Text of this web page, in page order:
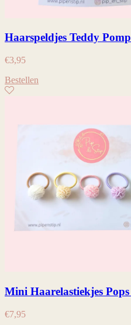
Haarspeldjes Teddy
€3,95
Bestellen
Mini Haarelastiekjes
€7,95